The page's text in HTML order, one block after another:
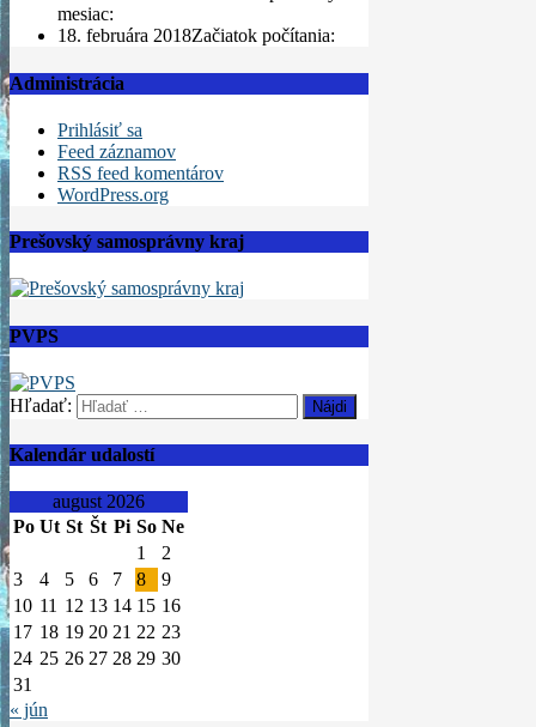
mesiac:
18. februára 2018Začiatok počítania:
Administrácia
Prihlásiť sa
Feed záznamov
RSS feed komentárov
WordPress.org
Prešovský samosprávny kraj
PVPS
Hľadať:
Kalendár udalostí
august 2026
Po Ut St Št Pi So Ne
1
2
3
4 5 6 7 8
9
10 11 12 13 14 15 16
17 18 19 20 21 22 23
24 25 26 27 28 29 30
31
« jún